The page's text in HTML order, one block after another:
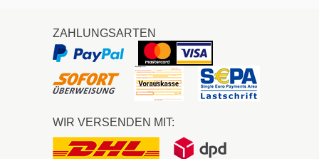
ZAHLUNGSARTEN
WIR VERSENDEN MIT: